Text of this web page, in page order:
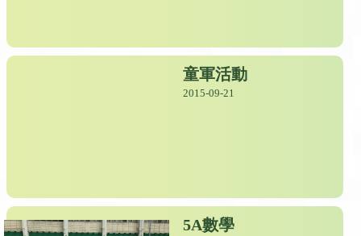
童軍活動
2015-09-21
5A數學